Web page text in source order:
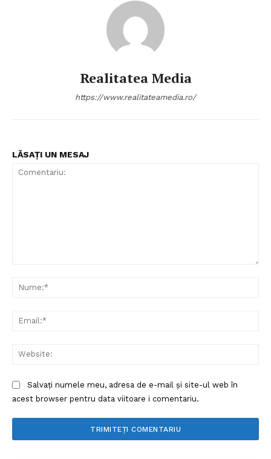
Realitatea Media
https://www.realitateamedia.ro/
LĂSAȚI UN MESAJ
Salvați numele meu, adresa de e-mail și site-ul web în
acest browser pentru data viitoare i comentariu.